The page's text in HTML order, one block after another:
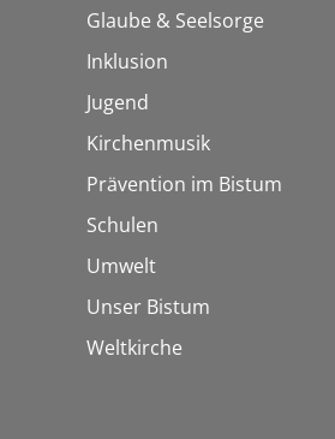
Glaube & Seelsorge
Inklusion
Jugend
Kirchenmusik
Prävention im Bistum
Schulen
Umwelt
Unser Bistum
Weltkirche